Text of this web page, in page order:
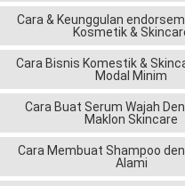
Cara & Keunggulan
Kosmetik &
Cara Bisnis Komestik &
Modal Minim
Cara Buat Serum Wajah
Maklon Skincare
Cara Membuat Shampoo
Alami